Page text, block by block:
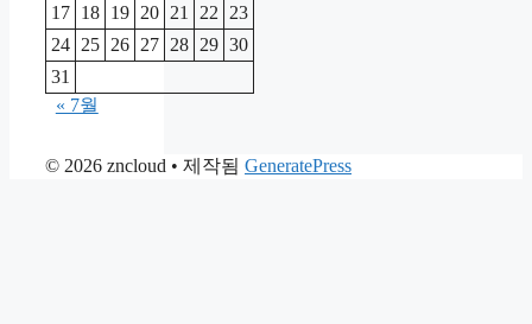
17 18 19 20 21 22
23
24 25 26 27 28 29 30
31
« 7월
© 2026 zncloud • 제작됨 GeneratePress